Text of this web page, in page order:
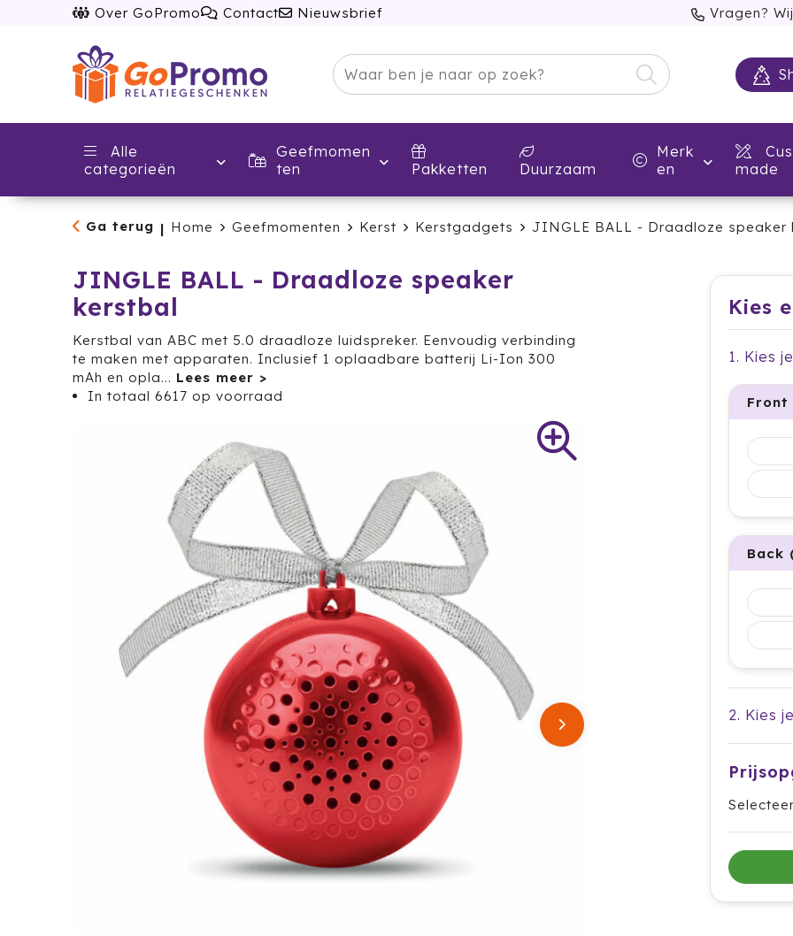
Over GoPromo Contact Nieuwsbrief Vragen?
Alle
categorieën
Geefmomen
ten
Pakketten Duurzaam
Merk
en
made
Ga terug | Home Geefmomenten Kerst Kerstgadgets JINGLE BALL - Draadloze speaker
JINGLE BALL - Draadloze speaker
kerstbal
Kerstbal van ABC met 5.0 draadloze luidspreker. Eenvoudig verbinding
te maken met apparaten. Inclusief 1 oplaadbare batterij Li-Ion 300
mAh en opla...
In totaal6617 op voorraad
Kies
1. Kies
Front
Back
2. Kies